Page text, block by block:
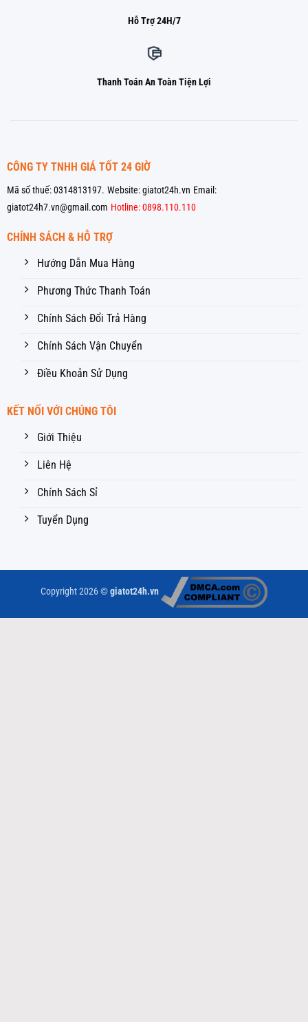
Hỗ Trợ 24H/7
Thanh Toán An Toàn Tiện Lợi
CÔNG TY TNHH GIÁ TỐT 24 GIỜ
Mã số thuế: 0314813197. Website: giatot24h.vn Email:
giatot24h7.vn@gmail.com Hotline: 0898.110.110
CHÍNH SÁCH & HỖ TRỢ
Hướng Dẫn Mua Hàng
Phương Thức Thanh Toán
Chính Sách Đổi Trả Hàng
Chính Sách Vận Chuyển
Điều Khoản Sử Dụng
KẾT NỐI VỚI CHÚNG TÔI
Giới Thiệu
Liên Hệ
Chính Sách Sỉ
Tuyển Dụng
Copyright 2026 ©giatot24h.vn